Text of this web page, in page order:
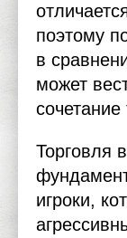
поэтому
в
может
Торговля
игроки,